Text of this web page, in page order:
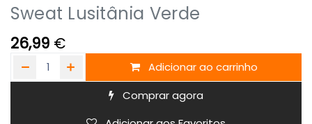
Sweat Lusitânia Verde
26,99 €
Adicionar ao carrinho
Comprar agora